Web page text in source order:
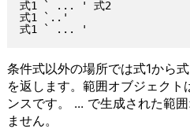
式1 ` ... ' 式2
式1 `..'
条件式以外の場所では式1から
を返します。範囲オブジェクト
ンスです。 ... で生成された範
ません。